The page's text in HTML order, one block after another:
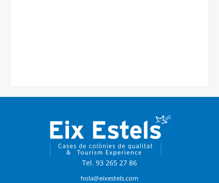
Tel. 93 265 27 86
hola@eixestels.com